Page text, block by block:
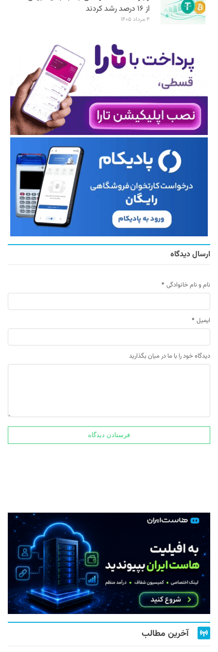
از ۱۶ درصد رشد کردند
۴ مرداد ۱۴۰۵
ارسال دیدگاه
نام و نام خانوادگی *
ایمیل *
دیدگاه خود را با ما در میان بگذارید
آخرین مطالب